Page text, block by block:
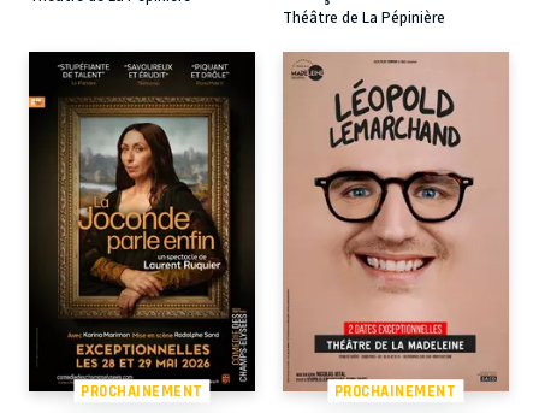
Théâtre de La Pépinière
PROCHAINEMENT PROCHAINEMENT